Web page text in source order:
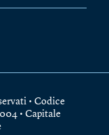
• Codice
• Capitale